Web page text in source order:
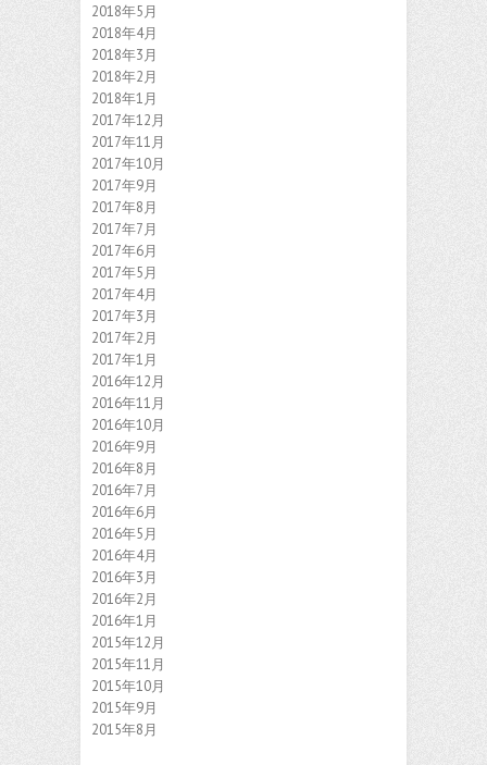
2018年5月
2018年4月
2018年3月
2018年2月
2018年1月
2017年12月
2017年11月
2017年10月
2017年9月
2017年8月
2017年7月
2017年6月
2017年5月
2017年4月
2017年3月
2017年2月
2017年1月
2016年12月
2016年11月
2016年10月
2016年9月
2016年8月
2016年7月
2016年6月
2016年5月
2016年4月
2016年3月
2016年2月
2016年1月
2015年12月
2015年11月
2015年10月
2015年9月
2015年8月